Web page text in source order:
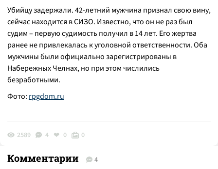
Убийцу задержали. 42-летний мужчина признал свою вину,
сейчас находится в СИЗО. Известно, что он не раз был
судим – первую судимость получил в 14 лет. Его жертва
ранее не привлекалась к уголовной ответственности. Оба
мужчины были официально зарегистрированы в
Набережных Челнах, но при этом числились
безработными.
Фото: rpgdom.ru
2589 4 0 0
Комментарии 4